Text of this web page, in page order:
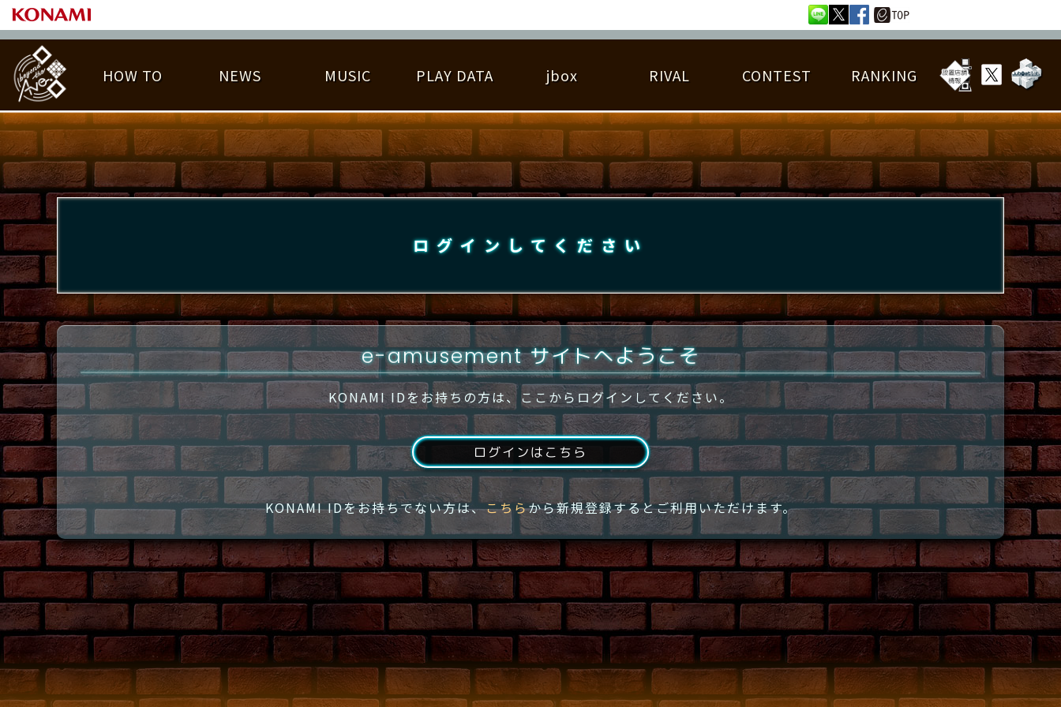
HOW TO
基本の遊び方 遊び方ガイド
NEWS MUSIC
遊べる楽曲 アーティスト紹介
PLAY DATA
PLAY DATA TOP EMBLEM ゆびベル 楽曲データ 詳細楽曲データ
称号 プレー履歴 プレーグラフ ねんごろチャレンジ EDIT譜面
jbox RIVAL
ライバル一覧 逆ライバル一覧 ライバル比較 プレーヤー検索 フレンドリスト
CONTEST
大会参加 大会開催 大会参加情報 大会とは？
RANKING
LICENSE HIT CHART ORIGINAL HIT CHART BEST SCORE RANKING TOTAL BEST SCORE RANKING
ログインしてください
e-amusement サイトへようこそ
KONAMI IDをお持ちの方は、ここからログインしてください。
ログインはこちら
KONAMI IDをお持ちでない方は、こちらから新規登録するとご利用いただけます。